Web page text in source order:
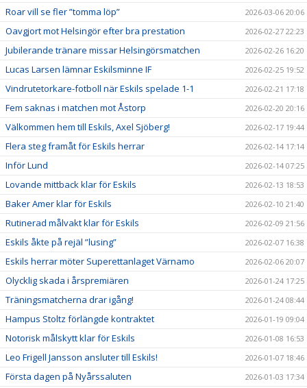
Roar vill se fler ”tomma löp” 2026-03-06 20:06
Oavgjort mot Helsingör efter bra prestation 2026-02-27 22:23
Jubilerande tränare missar Helsingörsmatchen 2026-02-26 16:20
Lucas Larsen lämnar Eskilsminne IF 2026-02-25 19:52
Vindrutetorkare-fotboll när Eskils spelade 1-1 2026-02-21 17:18
Fem saknas i matchen mot Åstorp 2026-02-20 20:16
Välkommen hem till Eskils, Axel Sjöberg! 2026-02-17 19:44
Flera steg framåt för Eskils herrar 2026-02-14 17:14
Inför Lund 2026-02-14 07:25
Lovande mittback klar för Eskils 2026-02-13 18:53
Baker Amer klar för Eskils 2026-02-10 21:40
Rutinerad målvakt klar för Eskils 2026-02-09 21:56
Eskils åkte på rejäl ”lusing” 2026-02-07 16:38
Eskils herrar möter Superettanlaget Värnamo 2026-02-06 20:07
Olycklig skada i årspremiären 2026-01-24 17:25
Träningsmatcherna drar igång! 2026-01-24 08:44
Hampus Stoltz förlängde kontraktet 2026-01-19 09:04
Notorisk målskytt klar för Eskils 2026-01-08 16:53
Leo Frigell Jansson ansluter till Eskils! 2026-01-07 18:46
Första dagen på Nyårssaluten 2026-01-03 17:34